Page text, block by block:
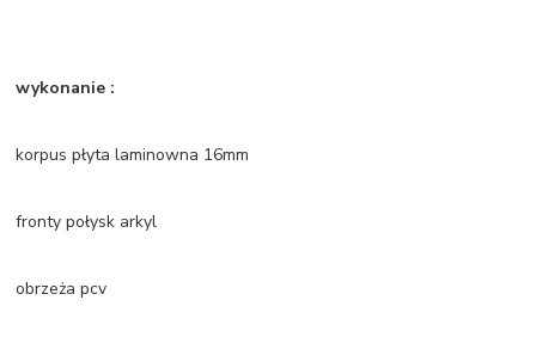
wykonanie :
korpus płyta laminowna 16mm
fronty połysk arkyl
obrzeża pcv